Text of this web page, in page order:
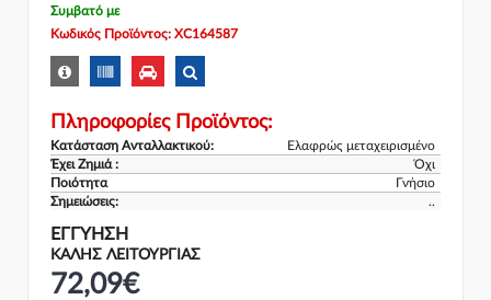
Συμβατό με
Κωδικός Προϊόντος: XC164587
Πληροφορίες Προϊόντος:
Κατάσταση Ανταλλακτικού:
Ελαφρώς μεταχειρισμένο
Έχει Ζημιά :
Όχι
Ποιότητα
Γνήσιο
Σημειώσεις:
..
ΕΓΓΎΗΣΗ
ΚΑΛΗΣ ΛΕΙΤΟΥΡΓΙΑΣ
72,09€